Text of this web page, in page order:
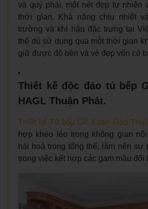
và quý phái, một nét đẹp tự nhiên
thời gian. Khả năng chịu nhiệt
trường và khí hậu đặc trưng tại
thế dù sử dụng qua một thời gian
giữ được độ bền và vẻ đẹp vốn có
Thiết kế độc đáo tủ bếp
HAGL Thuận Phát.​
Thiết kế Tủ bếp Gỗ Xoan Đào
hợp khéo léo trong không gian
hài hoà trong tổng thể, làm nên sự
trong việc kết hợp các gam màu đối